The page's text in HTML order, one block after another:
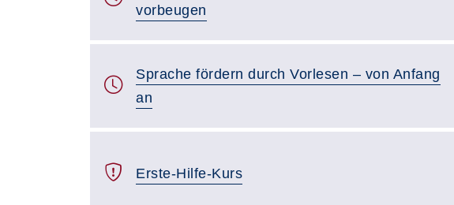
vorbeugen
Sprache fördern durch Vorlesen – von Anfang
an
Erste-Hilfe-Kurs